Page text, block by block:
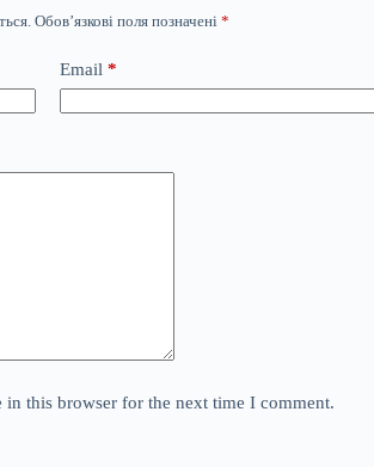
Обов’язкові поля позначені *
Email *
in this browser for the next time I comment.